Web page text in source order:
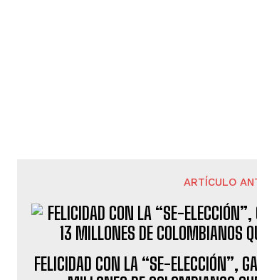
ARTÍCULO
FELICIDAD CON LA “SE-ELECCIÓN”,